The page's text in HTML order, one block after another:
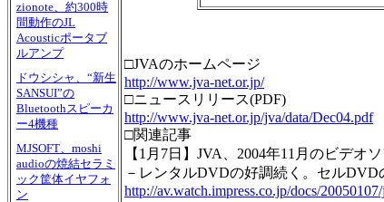
zionote、約300時
間動作のJL
Acousticポータブ
ルアンプ
ドウシシャ、“新生
SANSUI”の
Bluetoothスピーカ
ー4機種
MJSOFT、moshi
audioの焼結セラミ
ック筐体イヤフォ
ン
□JVAのホームページ
http://www.jva-net.or.jp/
□ニュースリリース(PDF)
http://www.jva-net.or.jp/jva/data/Dec04.pdf
□関連記事
【1月7日】JVA、2004年11月のビデオ
－レンタルDVDの好調続く。セルDVD
http://av.watch.impress.co.jp/docs/